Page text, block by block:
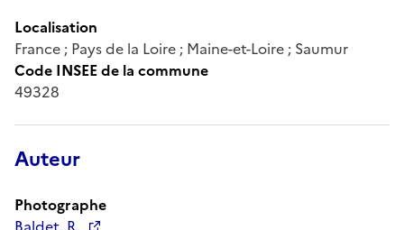
Localisation
France ; Pays de la Loire ; Maine-et-Loire ; Saumur
Code INSEE de la commune
49328
Auteur
Photographe